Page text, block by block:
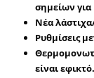
σημείων για
Νέα
Ρυθμίσεις
είναι εφικτό.